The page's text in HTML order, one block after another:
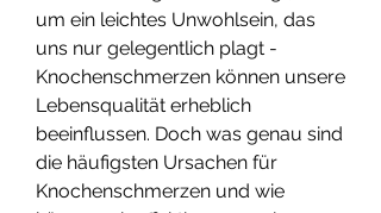
um ein leichtes Unwohlsein, das
uns nur gelegentlich plagt -
Knochenschmerzen können unsere
Lebensqualität erheblich
beeinflussen. Doch was genau sind
die häufigsten Ursachen für
Knochenschmerzen und wie